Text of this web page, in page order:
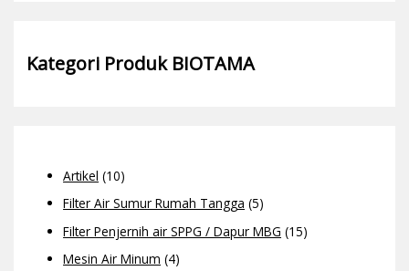
Kategori Produk BIOTAMA
Artikel (10)
Filter Air Sumur Rumah Tangga (5)
Filter Penjernih air SPPG / Dapur MBG (15)
Mesin Air Minum (4)